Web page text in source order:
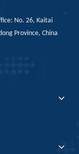
und den
Strömen in
No. 26, Kaitai
Province, China